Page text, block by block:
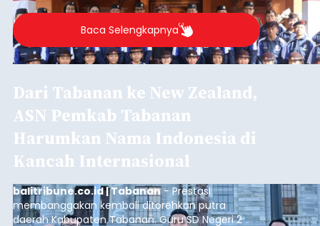
Baca Selengkapnya
Dari Tabanan ke New Zealand,
ASN Pemkab Tabanan
Harumkan Nama Indonesia di
Kancah Internasional
balitribune.co.id | Tabanan- Prestasi
membanggakan kembali ditorehkan putra
daerah Kabupaten Tabanan. Guru SD Negeri 2